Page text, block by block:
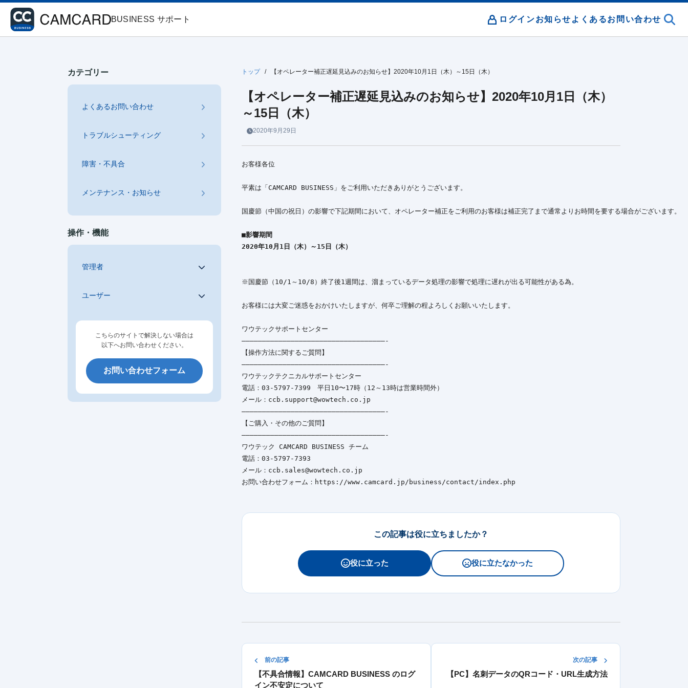
BUSINESS サポート ログインお知らせ よくあるお問い合わせ
カテゴリー
よくあるお問い合わせ
トラブルシューティング
障害・不具合
メンテナンス・お知らせ
操作・機能
管理者
ユーザー
こちらのサイトで解決しない場合は
以下へお問い合わせください。
お問い合わせフォーム
トップ / 【オペレーター補正遅延見込みのお知らせ】2020年10月1日（木）～15日（木）
【オペレーター補正遅延見込みのお知らせ】2020年10月1日（木）
～15日（木）
2020年9月29日
お客様各位
平素は「CAMCARD BUSINESS」をご利用いただきありがとうございます。
国慶節（中国の祝日）の影響で下記期間において、オペレーター補正をご利用のお客様は補正完了まで通常よりお時間を要する場合がございます。
■影響期間
※国慶節（10/1～10/8）終了後1週間は、溜まっているデータ処理の影響で処理に遅れが出る可能性がある為。
お客様には大変ご迷惑をおかけいたしますが、何卒ご理解の程よろしくお願いいたします。
ワウテックサポートセンター
———————————————————————————————————-
【操作方法に関するご質問】
———————————————————————————————————-
ワウテックテクニカルサポートセンター
電話：03-5797-7399　平日10〜17時（12～13時は営業時間外）
メール：ccb.support@wowtech.co.jp
———————————————————————————————————-
【ご購入・その他のご質問】
———————————————————————————————————-
ワウテック CAMCARD BUSINESS チーム
電話：03-5797-7393
メール：ccb.sales@wowtech.co.jp
お問い合わせフォーム：https://www.camcard.jp/business/contact/index.php
この記事は役に立ちましたか？
役に立った 役に立たなかった
前の記事
【不具合情報】CAMCARD BUSINESS のログ
イン不安定について
次の記事
【PC】名刺データのQRコード・URL生成方法